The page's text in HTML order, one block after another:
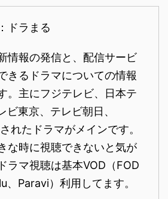
ドラまる
情報の発信と、配信サービ
きるドラマについての情報
。主にフジテレビ、日本テ
ビ東京、テレビ朝日、
れたドラマがメインです。
な時に視聴できないと気が
ラマ視聴は基本VOD（FOD
、Paravi）利用してます。